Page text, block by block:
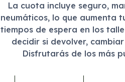
La cuota incluye seguro,
neumáticos, lo que aumenta
tiempos de espera en los
decidir si devolver,
Disfrutarás de los más